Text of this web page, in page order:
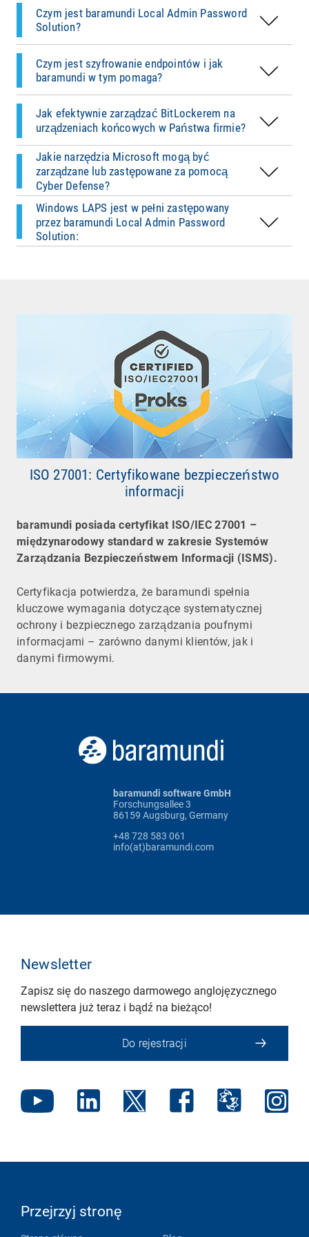
Czym jest baramundi Local Admin Password
Solution?
bezpieczeństwa, takimi jak model TIER.
Czym jest szyfrowanie endpointów i jak
baramundi w tym pomaga?
centralnie zarządzać szyfrowaniem: sprawdzać
status, zarządzać kluczami odzyskiwania i
zautomatyzowany i skalowalny.
Jak efektywnie zarządzać BitLockerem na
urządzeniach końcowych w Państwa firmie?
Państwo definiować polityki, bezpiecznie
zarządzać kluczami odzyskiwania oraz
monitorować status szyfrowania w panelu
zarządzania. Dzięki temu bezpieczeństwo
endpointów pozostaje silne, przejrzyste i
efektywne – także przy zmianach sprzętu czy
aktualizacjach BIOS.
Jakie narzędzia Microsoft mogą być
zarządzane lub zastępowane za pomocą
Cyber Defense?
Microsoft bezpośrednio w baramundi
Management Suite
Microsoft Defender Antivirus:Ochrona przed
złośliwym oprogramowaniem i zagrożeniami
– centralnie konfigurowalna, monitorowalna i
automatyzowalna za pomocą baramundi
Microsoft BitLocker:Szyfrowanie urządzeń
końcowych – w tym zarządzanie kluczami
odzyskiwania i kontrola polityk
Windows LAPS jest w pełni zastępowany
przez baramundi Local Admin Password
Solution:
Bezpieczne, zautomatyzowane rozwiązanie do
zarządzania lokalnymi hasłami administratora –
także w trybie offline dzięki IEM (Internet-
Enabled Endpoint Management).
ISO 27001: Certyfikowane bezpieczeństwo
informacji
baramundi posiada certyfikat ISO/IEC 27001 –
międzynarodowy standard w zakresie Systemów
Zarządzania Bezpieczeństwem Informacji (ISMS).
Certyfikacja potwierdza, że baramundi spełnia
kluczowe wymagania dotyczące systematycznej
ochrony i bezpiecznego zarządzania poufnymi
informacjami – zarówno danymi klientów, jak i
danymi firmowymi.
baramundi software GmbH
Forschungsallee 3
86159 Augsburg, Germany
+48 728 583 061
info(at)baramundi.com
Newsletter
Zapisz się do naszego darmowego anglojęzycznego
newslettera już teraz i bądź na bieżąco!
Do rejestracji
Przejrzyj stronę